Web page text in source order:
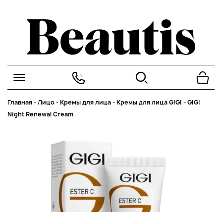
Главная-Лицо-Кремы для лица-Кремы для лица GIGI -GIGI
Night Renewal Cream